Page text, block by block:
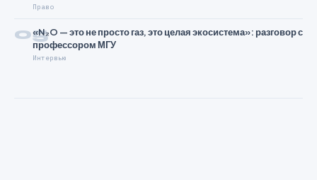
Право
05«N₂O — это не просто газ, это целая экосистема»: разговор с
профессором МГУ
Интервью